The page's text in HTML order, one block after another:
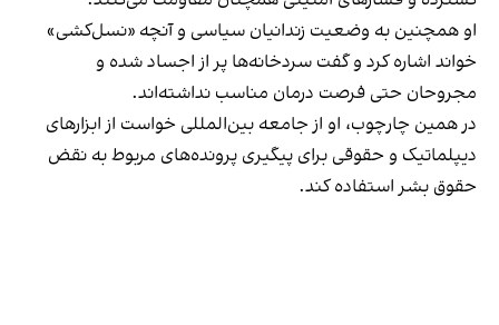
او همچنین به وضعیت زندانیان سیاسی و آنچه «نسل‌کشی»
خواند اشاره کرد و گفت سردخانه‌ها پر از اجساد شده و
مجروحان حتی فرصت درمان مناسب نداشته‌اند.
در همین چارچوب، او از جامعه بین‌المللی خواست از ابزارهای
دیپلماتیک و حقوقی برای پیگیری پرونده‌های مربوط به نقض
حقوق بشر استفاده کند.